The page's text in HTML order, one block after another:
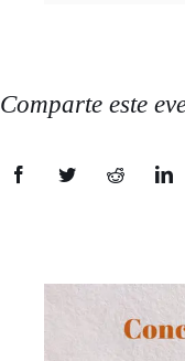
Comparte este
FacebookTwitterReddit